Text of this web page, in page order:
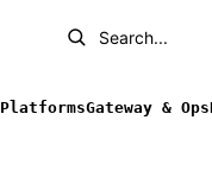
Search...
PlatformsGateway & Ops